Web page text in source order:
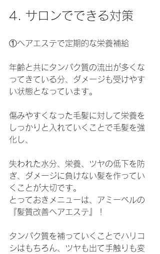
4. サロンでできる対策
①ヘアエステで定期的な栄養補給
年齢と共にタンパク質の流出が多くな
ってきている分、ダメージも受けやす
い状態となっています。
傷みやすくなった毛髪に対して栄養を
しっかりと入れていくことで毛髪を強
化し、
失われた水分、栄養、ツヤの低下を防
ぎ、ダメージに負けない髪を作ってい
くことが大切です。
とっておきメニューは、アミーベルの
『髪質改善ヘアエステ』！
タンパク質を補っていくことでハリコ
シはもちろん、ツヤも出て手触りも変